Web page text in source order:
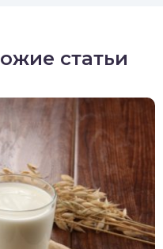
статьи